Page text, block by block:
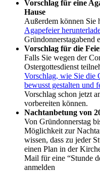
Vorschlag für eine
Hause
Außerdem können Sie
Agapefeier
Gründonnerstagabend
Vorschlag für die
Falls Sie wegen der
Ostergottesdienst
Vorschlag, wie Sie die
bewusst gestalten und
Vorschlag schon jetzt
vorbereiten können.
Nachtanbetung von
Von Gründonnerstag
Möglichkeit zur
wissen, dass zu jeder
einen Plan in der
Mail für eine “Stunde
anmelden